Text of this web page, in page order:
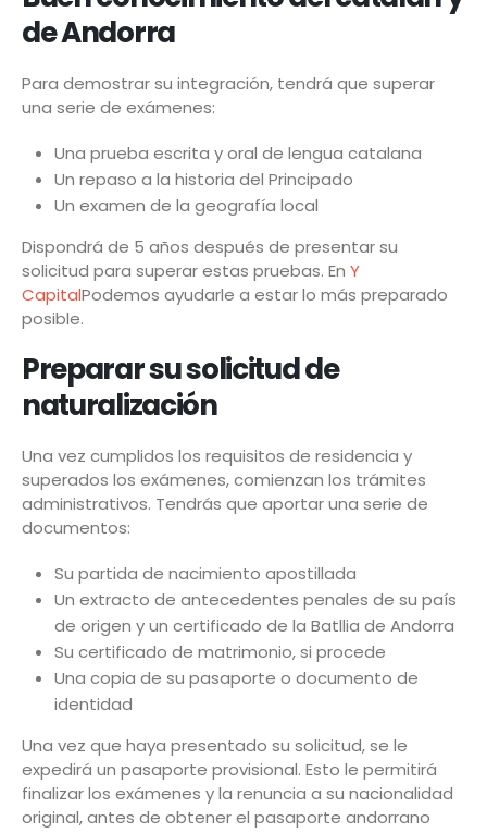
de Andorra
Para demostrar su integración, tendrá que superar
una serie de exámenes:
Una prueba escrita y oral de lengua catalana
Un repaso a la historia del Principado
Un examen de la geografía local
Dispondrá de 5 años después de presentar su
solicitud para superar estas pruebas. En Y
CapitalPodemos ayudarle a estar lo más preparado
posible.
Preparar su solicitud de
naturalización
Una vez cumplidos los requisitos de residencia y
superados los exámenes, comienzan los trámites
administrativos. Tendrás que aportar una serie de
documentos:
Su partida de nacimiento apostillada
Un extracto de antecedentes penales de su país
de origen y un certificado de la Batllia de Andorra
Su certificado de matrimonio, si procede
Una copia de su pasaporte o documento de
identidad
Una vez que haya presentado su solicitud, se le
expedirá un pasaporte provisional. Esto le permitirá
finalizar los exámenes y la renuncia a su nacionalidad
original, antes de obtener el pasaporte andorrano